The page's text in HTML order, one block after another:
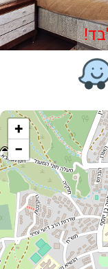
+
−